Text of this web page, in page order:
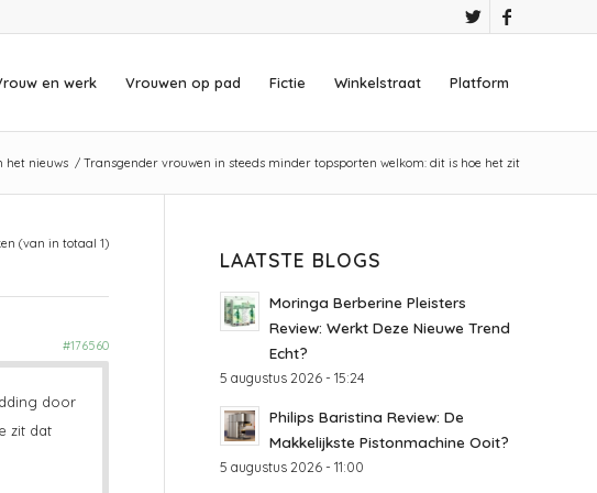
en werk Vrouwen op pad Fictie Winkelstraat Platform
het nieuws / Transgender vrouwen in steeds minder topsporten welkom: dit is hoe het zit
(van in totaal 1)
#176560
door
zit dat
LAATSTE BLOGS
Moringa Berberine Pleisters
Review: Werkt Deze Nieuwe Trend
Echt?
5 augustus 2026 - 15:24
Philips Baristina Review: De
Makkelijkste Pistonmachine Ooit?
5 augustus 2026 - 11:00